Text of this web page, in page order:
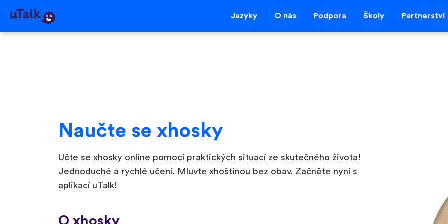
Jazyky O nás Podpora Školy Partnerství
Naučte se xhosky
Učte se xhosky online pomocí praktických situací ze skutečného života!
Jednoduché a rychlé učení. Mluvte xhoštinou bez obav. Začněte nyní s
aplikací uTalk!
O xhosky